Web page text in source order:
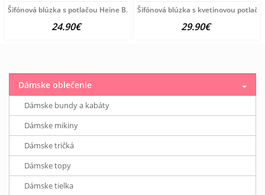
Šifónová blúzka s potlačou Heine B.C., čierno-farebná
24.90€
Šifónová blúzka s kvetinovou
29.90€
Dámske oblečenie
Dámske bundy a kabáty
Dámske mikiny
Dámske tričká
Dámske topy
Dámske tielka